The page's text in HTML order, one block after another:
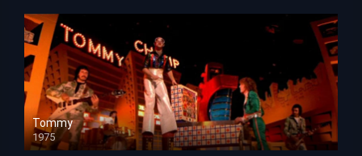
Tommy
1975
HD 1080p